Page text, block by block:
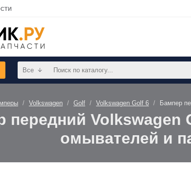
Все
Volkswagen Golf Volkswagen Golf 6 Бампер
передний Volkswagen
омывателей и